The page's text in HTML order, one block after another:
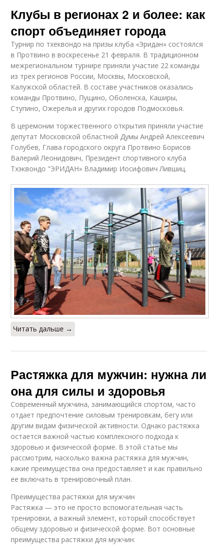
Клубы в регионах 2 и более: как
спорт объединяет города
Турнир по тхеквондо на призы клуба «Эридан» состоялся
в Протвино в воскресенье 21 февраля. В традиционном
межрегиональном турнире приняли участие 22 команды
из трех регионов России, Москвы, Московской,
Калужской областей. В составе участников оказались
команды Протвино, Пущино, Оболенска, Каширы,
Ступино, Ожерелья и других городов Подмосковья.
В церемонии торжественного открытия приняли участие
депутат Московской областной Думы Андрей Алексеевич
Голубев, Глава городского округа Протвино Борисов
Валерий Леонидович, Президент спортивного клуба
Тхэквондо "ЭРИДАН» Владимир Иосифович Лившиц.
Читать дальше →
Растяжка для мужчин: нужна ли
она для силы и здоровья
Современный мужчина, занимающийся спортом, часто
отдает предпочтение силовым тренировкам, бегу или
другим видам физической активности. Однако растяжка
остается важной частью комплексного подхода к
здоровью и физической форме. В этой статье мы
рассмотрим, насколько важна растяжка для мужчин,
какие преимущества она предоставляет и как правильно
ее включать в тренировочный план.
Преимущества растяжки для мужчин
Растяжка — это не просто вспомогательная часть
тренировки, а важный элемент, который способствует
общему здоровью и физической форме. Вот основные
преимущества растяжки для мужчин: